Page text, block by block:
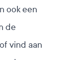
ook een
de
vind aan